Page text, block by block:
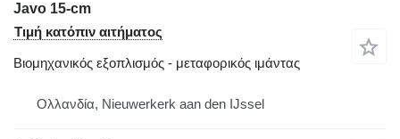
Javo 15-cm
Τιμή κατόπιν αιτήματος
Βιομηχανικός εξοπλισμός - μεταφορικός ιμάντας
Ολλανδία, Nieuwerkerk aan den IJssel